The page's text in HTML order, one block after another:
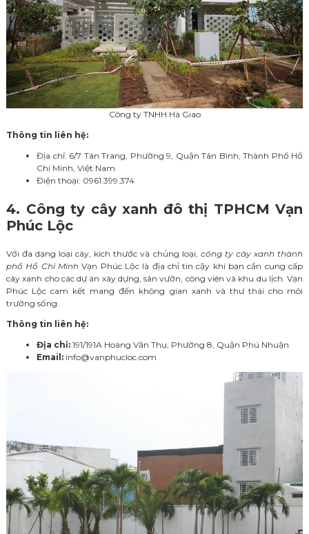
Công ty TNHH Hà Giao
Thông tin liên hệ:
Địa chỉ: 6/7 Tân Trang, Phường 9, Quận Tân Bình, Thành Phố Hồ
Chí Minh, Việt Nam
Điện thoại: 0961.399.374
4. Công ty cây xanh đô thị TPHCM Vạn
Phúc Lộc
Với đa dạng loại cây, kích thước và chủng loại, công ty cây xanh thành
phố Hồ Chí Minh Vạn Phúc Lộc là địa chỉ tin cậy khi bạn cần cung cấp
cây xanh cho các dự án xây dựng, sân vườn, công viên và khu du lịch. Vạn
Phúc Lộc cam kết mang đến không gian xanh và thư thái cho môi
trường sống.
Thông tin liên hệ:
Địa chỉ: 191/191A Hoàng Văn Thụ, Phường 8, Quận Phú Nhuận
Email: info@vanphucloc.com